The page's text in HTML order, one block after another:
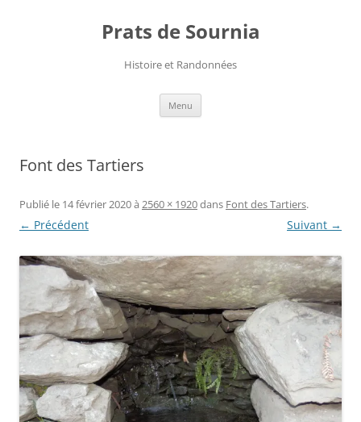
Prats de Sournia
Histoire et Randonnées
Menu
Font des Tartiers
Publié le 14 février 2020à 2560 × 1920dans Font des Tartiers.
← Précédent Suivant →